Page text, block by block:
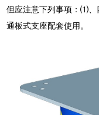
但应注意下列事项：⑴、
通板式支座配套使用。